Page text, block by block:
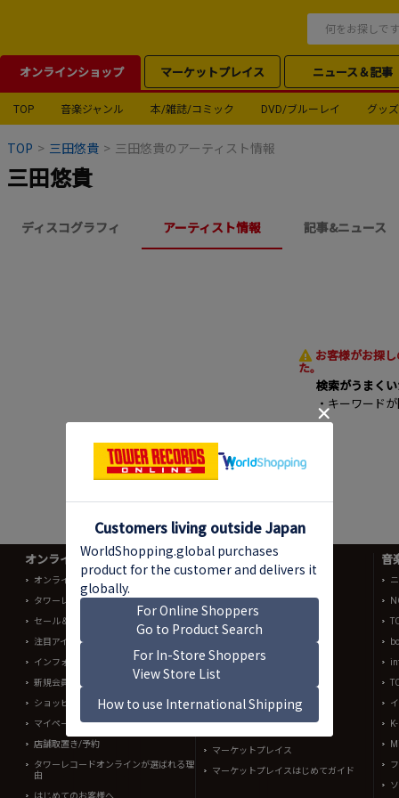
オンラインショップ マーケットプレイス ニュース＆記事
TOP 音楽ジャンル 本/雑誌/コミック DVD/ブルーレイ グッズ
TOP > 三田悠貴 > 三田悠貴のアーティスト情報
三田悠貴
ディスコグラフィ アーティスト情報 記事&ニュース
お客様がお探
た。
検索がうまく
・キーワード
オンラインショップ情報
オンラインショップ売れ筋ランキング
タワーレコード全店チャート
セール＆キャンペーン
注目アイテム
インフォメーションメール
新規会員登録
ショッピングカート
マイページ
店舗取置き/予約
タワーレコードオンラインが選ばれる理
由
はじめてのお客様へ
よくあるご質問 (Q&A)
配送単位
注文の確認
キャンセル
交換・返品
For International Customers
お知らせ
マーケットプレイス
マーケットプレイスはじめてガイド
音